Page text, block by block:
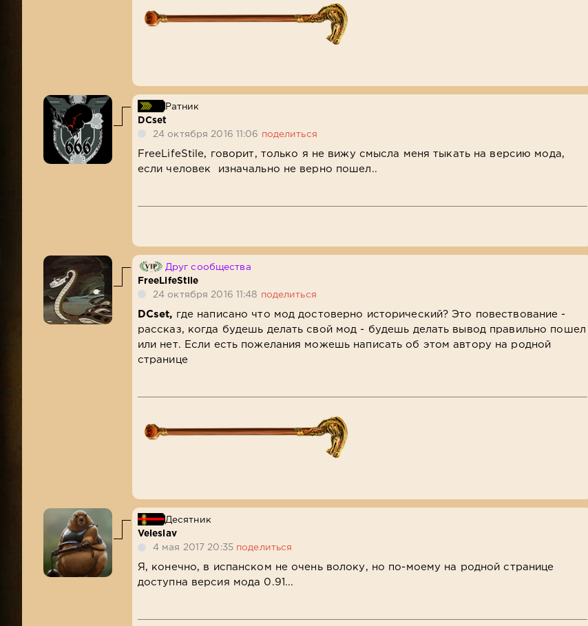
Ратник
DCset
24 октября 2016 11:06 поделиться
FreeLifeStile, говорит, только я не вижу смысла меня тыкать на версию мода,
если человек изначально не верно пошел..
Друг сообщества
FreeLifeStile
24 октября 2016 11:48 поделиться
DCset, где написано что мод достоверно исторический? Это повествование -
рассказ, когда будешь делать свой мод - будешь делать вывод правильно пошел
или нет. Если есть пожелания можешь написать об этом автору на родной
странице
Десятник
Veleslav
4 мая 2017 20:35 поделиться
Я, конечно, в испанском не очень волоку, но по-моему на родной странице
доступна версия мода 0.91...